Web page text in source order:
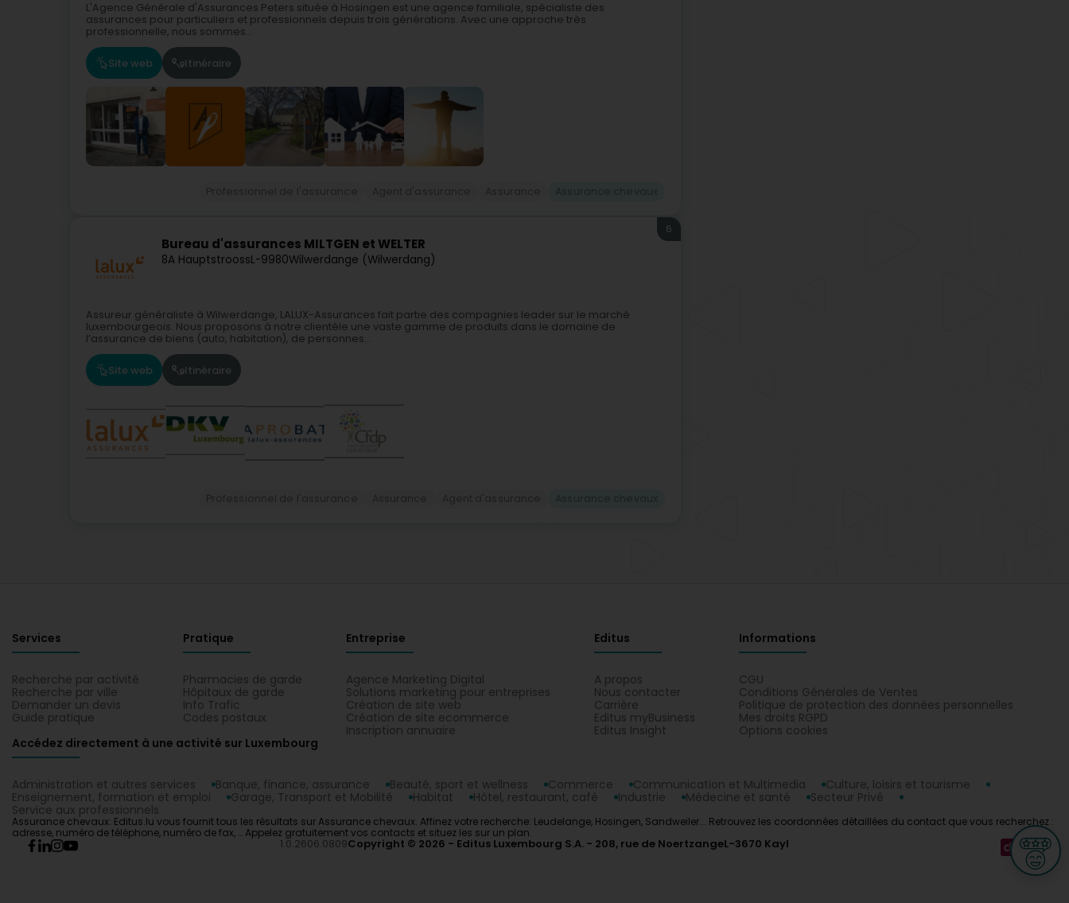
L'Agence Générale d'Assurances Peters située à Hosingen est une agence familiale, spécialiste des
assurances pour particuliers et professionnels depuis trois générations. Avec une approche très
professionnelle, nous sommes...
Site web Itinéraire
Bureau d'assurances MILTGEN et WELTER
8A HauptstroossL-9980Wilwerdange (Wilwerdang)
6
Assureur généraliste à Wilwerdange, LALUX-Assurances fait partie des compagnies leader sur le marché
luxembourgeois. Nous proposons à notre clientèle une vaste gamme de produits dans le domaine de
l’assurance de biens (auto, habitation), de personnes...
Site web Itinéraire
Services
Recherche par activité
Recherche par ville
Demander un devis
Guide pratique
Pratique
Pharmacies de garde
Hôpitaux de garde
Info Trafic
Codes postaux
Entreprise
Agence Marketing Digital
Solutions marketing pour entreprises
Création de site web
Création de site ecommerce
Inscription annuaire
Editus
A propos
Nous contacter
Carrière
Editus myBusiness
Editus Insight
Informations
CGU
Conditions Générales de Ventes
Politique de protection des données personnelles
Mes droits RGPD
Options cookies
Accédez directement à une activité sur Luxembourg
Administration et autres services Banque, finance, assurance Beauté, sport et wellness Commerce Communication et Multimedia
Culture, loisirs et tourisme
Enseignement, formation et emploi
Garage, Transport et Mobilité Habitat Hôtel, restaurant, café Industrie Médecine et santé
Secteur Privé
Service aux professionnels
Assurance chevaux: Editus.lu vous fournit tous les résultats sur Assurance chevaux. Affinez votre recherche: Leudelange, Hosingen, Sandweiler... Retrouvez les coordonnées détaillées du contact que vous recherchez :
adresse, numéro de téléphone, numéro de fax, … Appelez gratuitement vos contacts et situez les sur un plan.
1.0.2606.0809Copyright © 2026 Editus Luxembourg S.A. 208, rue de NoertzangeL-3670 Kayl